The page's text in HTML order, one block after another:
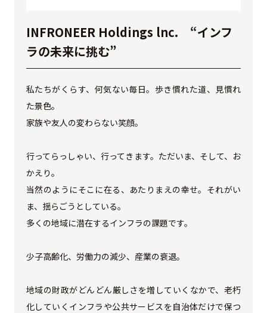
INFRONEER Holdings lnc. “インフ
ラの未来に挑む”
私たちがくらす、何気ない毎日。歩き慣れた道、見慣れ
た景色。
家族や友人の変わらない笑顔。
行ってらっしゃい、行ってきます。ただいま、そして、お
かえり。
当然のようにそこに在る、あたりまえの幸せ。それがい
ま、揺らごうとしている。
多くの地域に潜在するインフラの課題です。
少子高齢化、労働力の減少、産業の衰退。
地域の財政がどんどん厳しさを増していくなかで、老朽
化していくインフラや公共サービスを自治体だけで保つ